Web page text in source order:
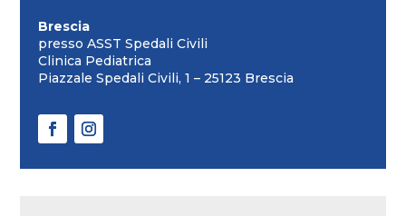
Brescia
presso ASST Spedali Civili
Clinica Pediatrica
Piazzale Spedali Civili, 1 – 25123 Brescia